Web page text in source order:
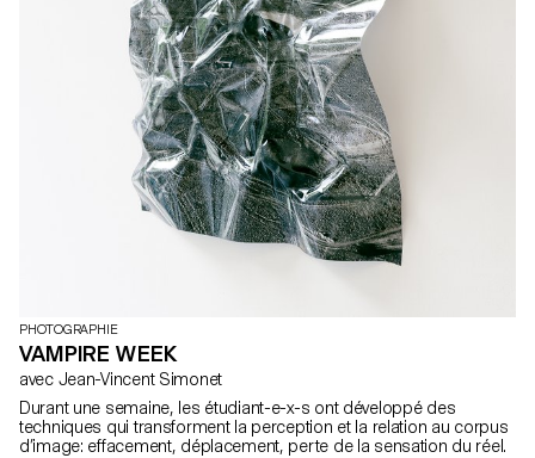
PHOTOGRAPHIE
VAMPIRE WEEK
avec Jean-Vincent Simonet
Durant une semaine, les étudiant-e-x-s ont développé des
techniques qui transforment la perception et la relation au corpus
d’image: effacement, déplacement, perte de la sensation du réel.